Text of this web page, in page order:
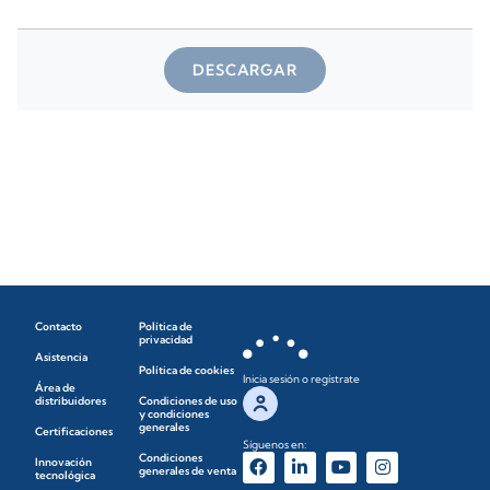
DESCARGAR
Contacto
Asistencia
Área de
distribuidores
Certificaciones
Innovación
tecnológica
Política de
privacidad
Política de cookies
Condiciones de uso
y condiciones
generales
Condiciones
generales de venta
Inicia sesión o regístrate
Síguenos en: